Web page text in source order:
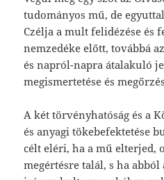
tudományos mű, de
Czélja a mult felidézése és
nemzedéke előtt, továbbá
és napról-napra átalakuló
megismertetése és
A két törvényhatóság és a
és anyagi tökebefektetése
célt eléri, ha a mű elterjed,
megértésre talál, s ha abból